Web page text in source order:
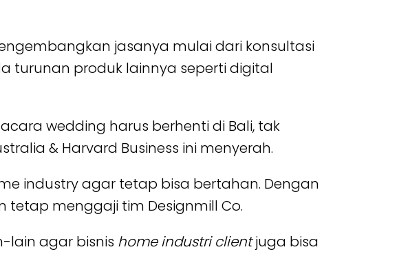
jasanya mulai dari konsultasi
turunan produk lainnya seperti digital
wedding harus berhenti di Bali, tak
& Harvard Business ini menyerah.
industry agar tetap bisa bertahan. Dengan
tetap menggaji tim Designmill Co.
lain agar bisnis home industri clientjuga bisa